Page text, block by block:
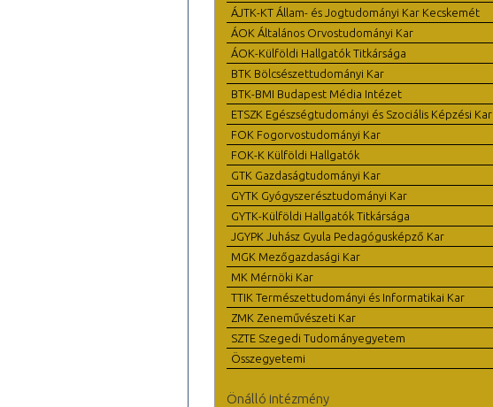
ÁJTK-KT Állam- és Jogtudományi Kar Kecskemét
ÁOK Általános Orvostudományi Kar
ÁOK-Külföldi Hallgatók Titkársága
BTK Bölcsészettudományi Kar
BTK-BMI Budapest Média Intézet
ETSZK Egészségtudományi és Szociális Képzési Kar
FOK Fogorvostudományi Kar
FOK-K Külföldi Hallgatók
GTK Gazdaságtudományi Kar
GYTK Gyógyszerésztudományi Kar
GYTK-Külföldi Hallgatók Titkársága
JGYPK Juhász Gyula Pedagógusképző Kar
MGK Mezőgazdasági Kar
MK Mérnöki Kar
TTIK Természettudományi és Informatikai Kar
ZMK Zeneművészeti Kar
SZTE Szegedi Tudományegyetem
Összegyetemi
Önálló intézmény